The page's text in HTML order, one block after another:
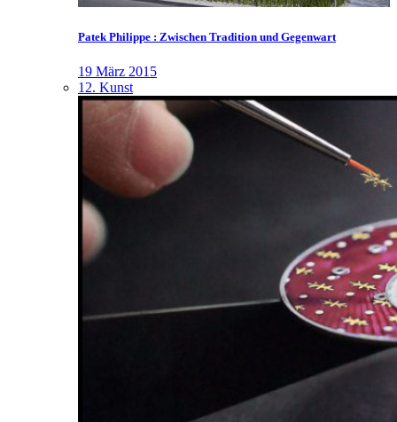
Patek Philippe : Zwischen Tradition und Gegenwart
19 März 2015
12. Kunst